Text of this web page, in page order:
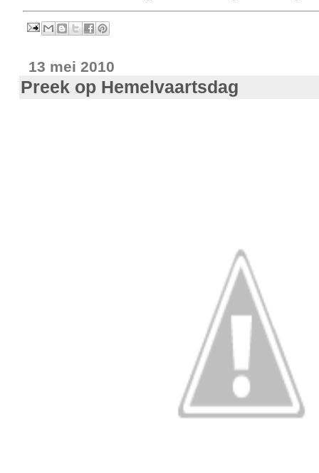
13 mei 2010
Preek op Hemelvaartsdag